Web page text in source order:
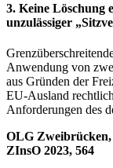
3. Keine Löschung
unzulässiger
Anwendung von
aus Gründen der
EU-Ausland
Anforderungen des
OLG Zweibrücken,
ZInsO 2023, 564